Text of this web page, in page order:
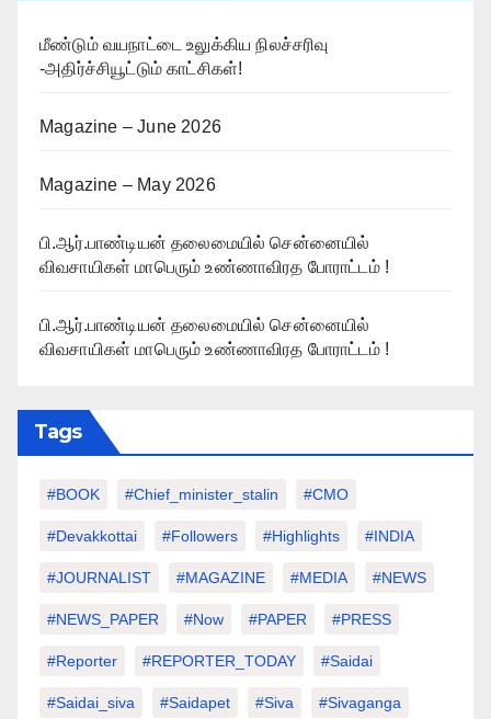
மீண்டும் வயநாட்டை உலுக்கிய நிலச்சரிவு
-அதிர்ச்சியூட்டும் காட்சிகள்!
Magazine – June 2026
Magazine – May 2026
பி.ஆர்.பாண்டியன் தலைமையில் சென்னையில்
விவசாயிகள் மாபெரும் உண்ணாவிரத போராட்டம் !
பி.ஆர்.பாண்டியன் தலைமையில் சென்னையில்
விவசாயிகள் மாபெரும் உண்ணாவிரத போராட்டம் !
Tags
#BOOK #chief_minister_stalin #CMO
#devakkottai #followers #highlights #INDIA
#JOURNALIST #MAGAZINE #MEDIA #NEWS
#NEWS_PAPER #Now #PAPER #PRESS
#Reporter #REPORTER_TODAY #saidai
#saidai_siva #saidapet #Siva #Sivaganga